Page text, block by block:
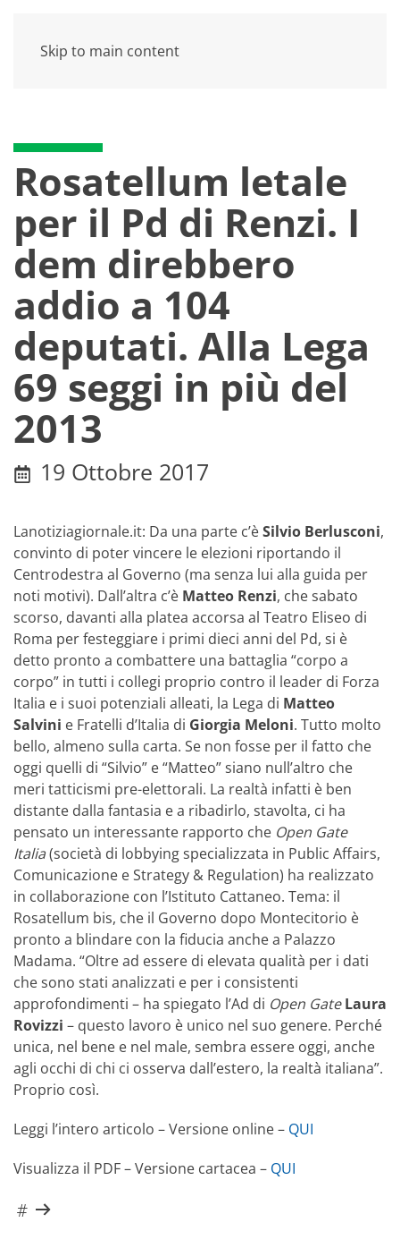
Skip to main content
Rosatellum letale
per il Pd di Renzi. I
dem direbbero
addio a 104
deputati. Alla Lega
69 seggi in più del
2013
19 Ottobre 2017
Lanotiziagiornale.it: Da una parte c’èSilvio Berlusconi,
convinto di poter vincere le elezioni riportando il
Centrodestra al Governo (ma senza lui alla guida per
noti motivi). Dall’altra c’è Matteo Renzi, che sabato
scorso, davanti alla platea accorsa al Teatro Eliseo di
Roma per festeggiare i primi dieci anni del Pd, si è
detto pronto a combattere una battaglia “corpo a
corpo” in tutti i collegi proprio contro il leader di Forza
Italia e i suoi potenziali alleati, la Lega di Matteo
Salvini e Fratelli d’Italia di Giorgia Meloni. Tutto molto
bello, almeno sulla carta. Se non fosse per il fatto che
oggi quelli di “Silvio” e “Matteo” siano null’altro che
meri tatticismi pre-elettorali. La realtà infatti è ben
distante dalla fantasia e a ribadirlo, stavolta, ci ha
pensato un interessante rapporto che Open Gate
Italia(società di lobbying specializzata in Public Affairs,
Comunicazione e Strategy & Regulation) ha realizzato
in collaborazione con l’Istituto Cattaneo. Tema: il
Rosatellum bis, che il Governo dopo Montecitorio è
pronto a blindare con la fiducia anche a Palazzo
Madama. “Oltre ad essere di elevata qualità per i dati
che sono stati analizzati e per i consistenti
approfondimenti – ha spiegato l’Ad di Open Gate Laura
Rovizzi – questo lavoro è unico nel suo genere. Perché
unica, nel bene e nel male, sembra essere oggi, anche
agli occhi di chi ci osserva dall’estero, la realtà italiana”.
Proprio così.
Leggi l’intero articolo – Versione online – QUI
Visualizza il PDF – Versione cartacea – QUI